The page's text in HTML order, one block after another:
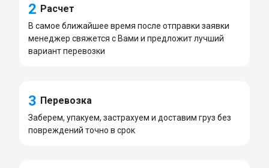
2 Расчет
В самое ближайшее время после отправки заявки
менеджер свяжется с Вами и предложит лучший
вариант перевозки
3 Перевозка
Заберем, упакуем, застрахуем и доставим груз без
повреждений точно в срок